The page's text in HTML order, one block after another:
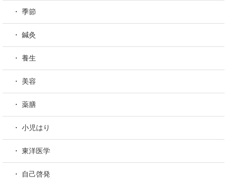
・ 季節
・ 鍼灸
・ 養生
・ 美容
・ 薬膳
・ 小児はり
・ 東洋医学
・ 自己啓発